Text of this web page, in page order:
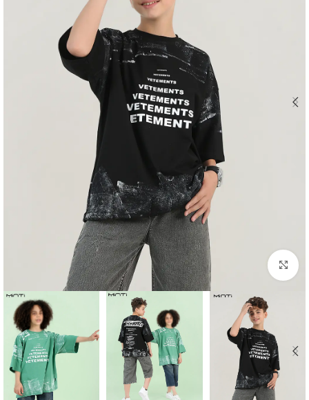
بزرگنمایی تصویر